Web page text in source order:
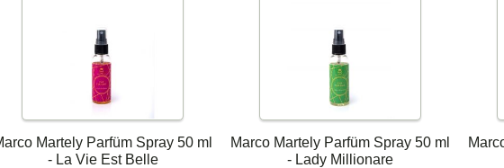
Martely Parfüm Spray 50 ml
- La Vie Est Belle
Marco Martely Parfüm Spray 50 ml
- Lady Millionare